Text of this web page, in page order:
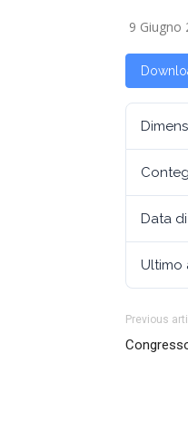
9 Giugno
Data
Ultimo
Previous